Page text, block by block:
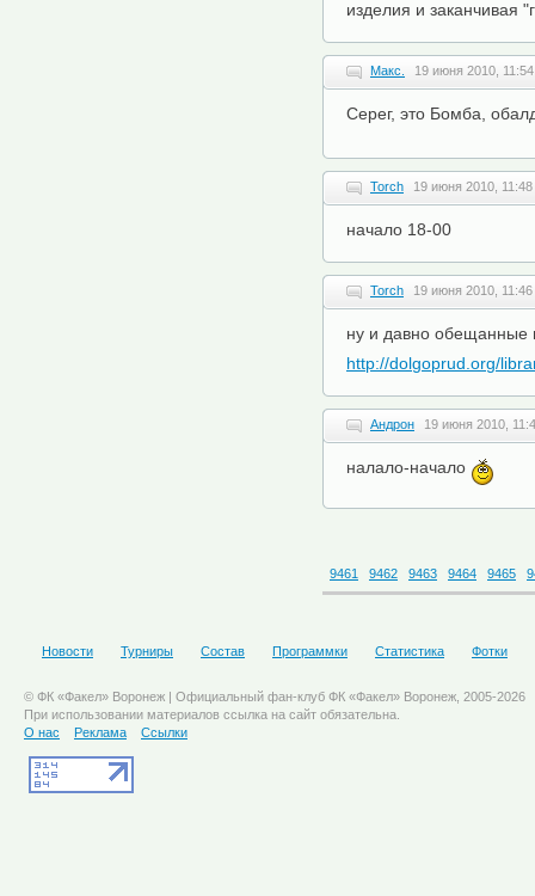
изделия и заканчивая
Макс. 19 июня 2010, 11:54
Серег, это Бомба,
Torch 19 июня 2010, 11:48
начало 18-00
Torch 19 июня 2010, 11:46
ну и давно
http://dolgoprud.org/
Андрон 19 июня 2010,
налало-начало
9461 9462 9463 9464 9465
Новости Турниры Состав Программки Статистика Фотки
© ФК «Факел» Воронеж | Официальный фан-клуб ФК «Факел» Воронеж, 2005-2026
При использовании материалов ссылка на сайт обязательна.
О нас
Реклама Ссылки